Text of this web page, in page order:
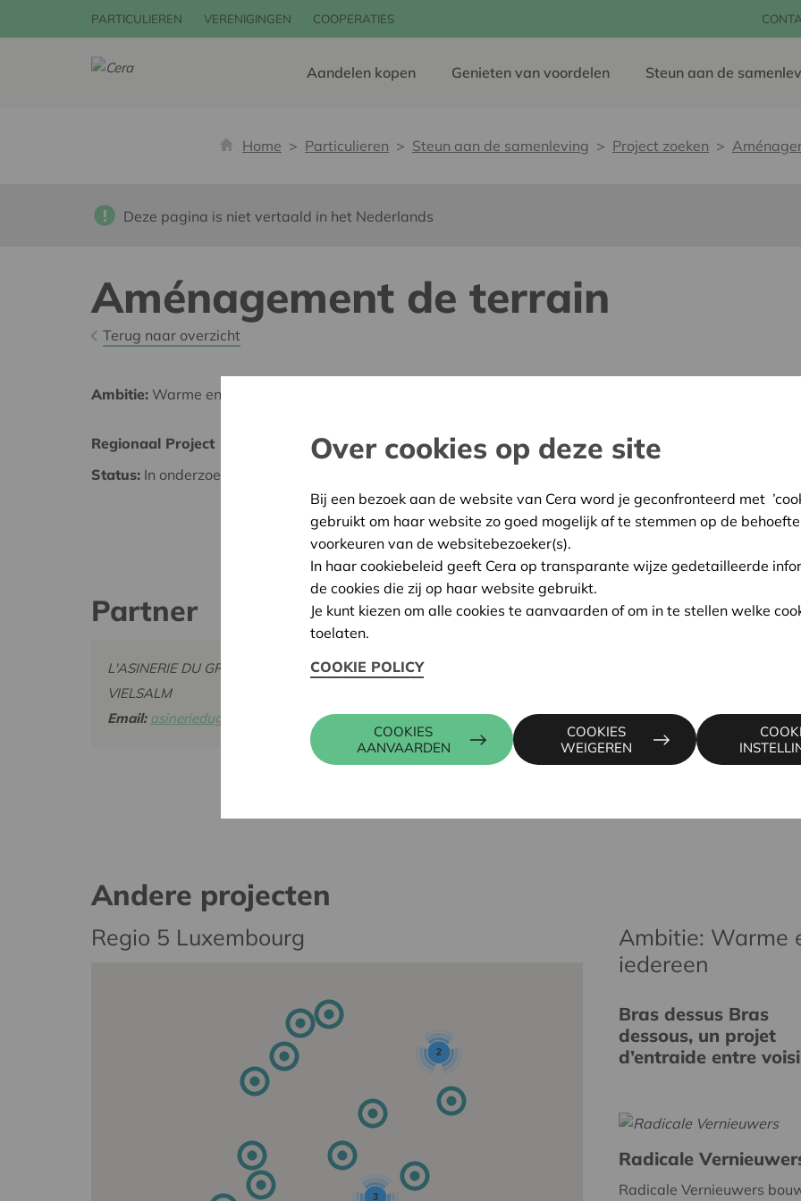
PARTICULIEREN VERENIGINGEN COOPERATIES
Aandelen kopen Genieten van voordelen Steun aan de
Home Particulieren Steun aan de samenleving Project zoeken
Deze pagina is niet vertaald in het Nederlands
Aménagement de terrain
Terug naar overzicht
Ambitie: Warme en zorgzame buurten voor iedereen
Regionaal Project
Status: In onderzoek
Luxembourg
Beslissing: In aanvraag
Partner
L'ASINERIE DU GRAND PONT ASBL, RUE HERMANMONT 24, 6690
VIELSALM
Email: asineriedugrandpont@gmail.com
Andere projecten
Regio 5 Luxembourg
3
2
Ambitie: Warme
iedereen
Bras dessus Bras
dessous, un projet
d’entraide entre
Radicale
Radicale Vernieuwers
Over cookies op deze site
Bij een bezoek aan de website van Cera word je geconfronteerd met
gebruikt om haar website zo goed mogelijk af te stemmen op de
voorkeuren van de websitebezoeker(s).
In haar cookiebeleid geeft Cera op transparante wijze gedetailleerde
de cookies die zij op haar website gebruikt.
Je kunt kiezen om alle cookies te aanvaarden of om in te stellen welke
toelaten.
COOKIE POLICY
COOKIES
AANVAARDEN
COOKIES
WEIGEREN